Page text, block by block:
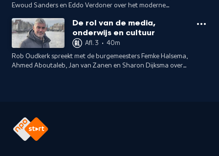
Ewoud Sanders en Eddo Verdoner over het moderne
De rol van de media,
onderwijs en cultuur
Afl. 3 • 40m
Rob Oudkerk spreekt met de burgemeesters Femke Halsema,
Ahmed Aboutaleb, Jan van Zanen en Sharon Dijksma over